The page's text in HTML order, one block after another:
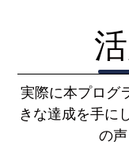
実際に本プログ
きな達成を手に
の